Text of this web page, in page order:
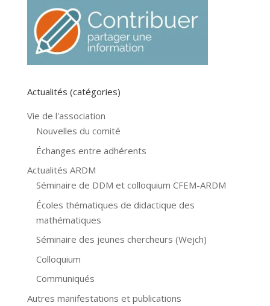
Actualités (catégories)
Vie de l'association
Nouvelles du comité
Échanges entre adhérents
Actualités ARDM
Séminaire de DDM et colloquium CFEM-ARDM
Écoles thématiques de didactique des
mathématiques
Séminaire des jeunes chercheurs (Wejch)
Colloquium
Communiqués
Autres manifestations et publications